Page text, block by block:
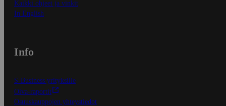
Kaikki ohjeet ja vinkit
In English
Info
S-Business yrityksille
Oiva-raportit
Osuuskauppojen yhteystiedot